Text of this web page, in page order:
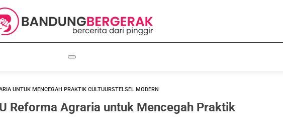
UNTUK MENCEGAH PRAKTIK CULTUURSTELSEL MODERN
Reforma Agraria untuk Mencegah Praktik